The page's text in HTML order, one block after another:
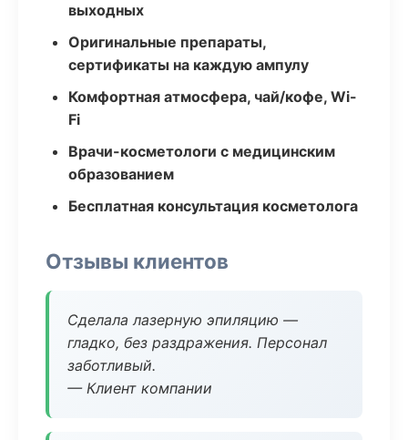
выходных
Оригинальные препараты,
сертификаты на каждую ампулу
Комфортная атмосфера, чай/кофе, Wi-
Fi
Врачи-косметологи с медицинским
образованием
Бесплатная консультация косметолога
Отзывы клиентов
Сделала лазерную эпиляцию —
гладко, без раздражения. Персонал
заботливый.
— Клиент компании